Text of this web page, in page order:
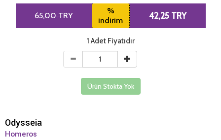
65,00 TRY
%
indirim
42,25 TRY
1 Adet Fiyatıdır
Ürün Stokta Yok
Odysseia
Homeros